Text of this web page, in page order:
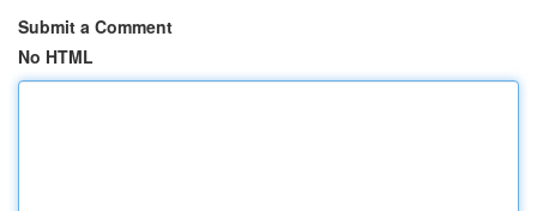
Submit a Comment
No HTML